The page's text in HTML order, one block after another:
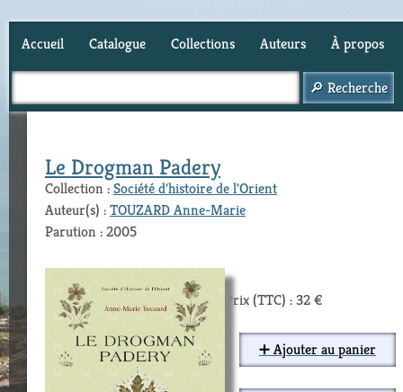
Accueil Catalogue Collections Auteurs À propos
Le Drogman Padery
Collection :Société d'histoire de l'Orient
Auteur(s) :TOUZARD Anne-Marie
Parution : 2005
Prix (TTC) : 32 €
➕ Ajouter au panier